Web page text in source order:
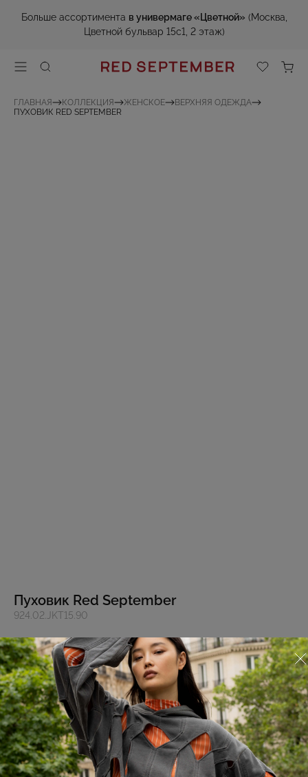
Больше ассортимента в универмаге «Цветной» (Москва,
Цветной бульвар 15с1, 2 этаж)
ГЛАВНАЯ КОЛЛЕКЦИЯ ЖЕНСКОЕ
ВЕРХНЯЯ ОДЕЖДА
ПУХОВИК RED SEPTEMBER
Пуховик Red September
924.02.JKT15.90
О товаре Оплата и доставка
Зимняя куртка Puffer со съемным капюшоном из плащовой
ткани с сезонным принтом. Финишная обработка ткани
обладает водоотталкивающими свойствами. Легкий и
теплый. Натуральный наполнитель гусиный пух/перо.
Объемный и укороченный силуэт bubble. Подол
регулируется эластичным шнурком с фиксаторами чтобы
получить эффект шарика. Боковые карманы с
ветрозащитным клапаном Застежка на молнии с
ветрозащитной планкой на кнопках Объемный капюшон